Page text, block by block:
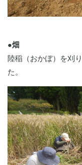
●畑
陸稲（おかぼ）を刈
た。